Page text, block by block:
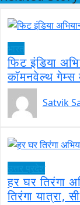
फिट इंडिया
कॉमनवेल्थ गेम्स
Satvik
हर घर तिरंगा
तिरंगा यात्रा,